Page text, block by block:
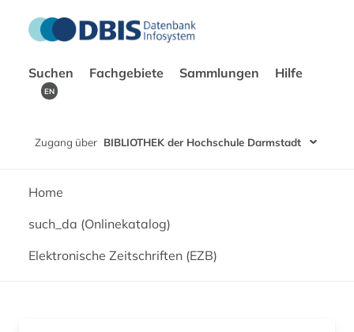
Suchen Fachgebiete Sammlungen Hilfe
EN
Zugang über BIBLIOTHEK der Hochschule Darmstadt
Home
such_da (Onlinekatalog)
Elektronische Zeitschriften (EZB)